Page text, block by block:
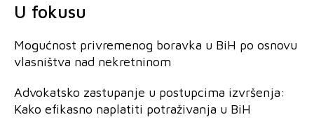
U fokusu
Mogućnost privremenog boravka u BiH po osnovu
vlasništva nad nekretninom
Advokatsko zastupanje u postupcima izvršenja:
Kako efikasno naplatiti potraživanja u BiH